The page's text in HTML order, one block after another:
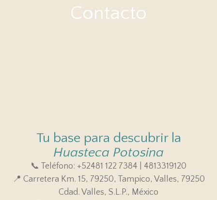
Contacto
Tu base para descubrir la
Huasteca Potosina
📞 Teléfono: +52481 122 7384 | 4813319120
📍 Carretera Km. 15, 79250, Tampico, Valles, 79250
Cdad. Valles, S.L.P., México